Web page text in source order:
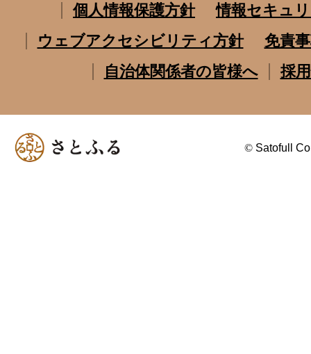
個人情報保護方針
情報セキュ
ウェブアクセシビリティ方針
免責
自治体関係者の皆様へ
採
© Satofull